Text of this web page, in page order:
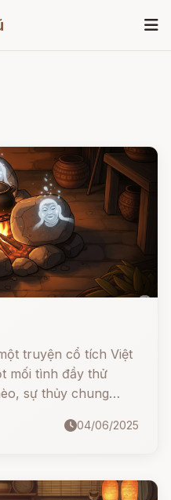
truyện cổ tích Việt
mối tình đầy thử
sự thủy chung
Nhưng chính
Quân, mãi mãi ở
04/06/2025